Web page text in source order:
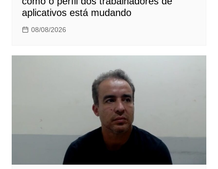
aplicativos está mudando
08/08/2026